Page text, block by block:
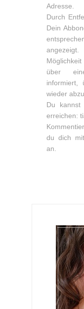
Adresse.
Durch
Dein
über
informiert,
wieder
Du
erreichen:
du dich
an.